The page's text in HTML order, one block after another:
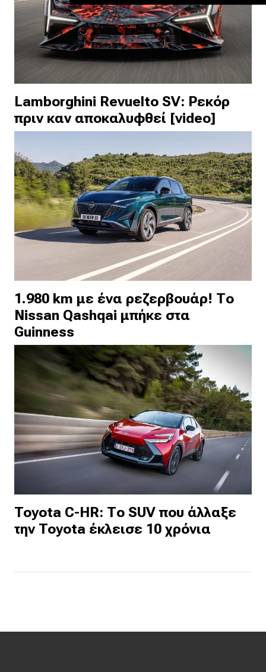
Lamborghini Revuelto SV: Ρεκόρ
πριν καν αποκαλυφθεί [video]
1.980 km με ένα ρεζερβουάρ! Το
Nissan Qashqai μπήκε στα
Guinness
Toyota C-HR: Το SUV που άλλαξε
την Toyota έκλεισε 10 χρόνια